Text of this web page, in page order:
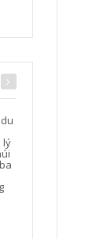
lý